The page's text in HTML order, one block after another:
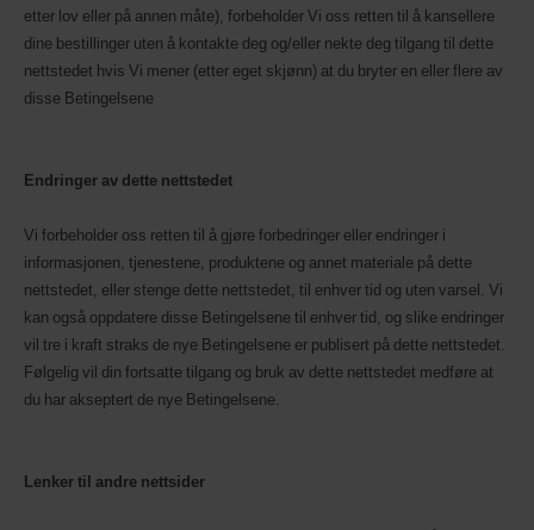
etter lov eller på annen måte), forbeholder Vi oss retten til å kansellere
dine bestillinger uten å kontakte deg og/eller nekte deg tilgang til dette
nettstedet hvis Vi mener (etter eget skjønn) at du bryter en eller flere av
disse Betingelsene
Endringer av dette nettstedet
Vi forbeholder oss retten til å gjøre forbedringer eller endringer i
informasjonen, tjenestene, produktene og annet materiale på dette
nettstedet, eller stenge dette nettstedet, til enhver tid og uten varsel. Vi
kan også oppdatere disse Betingelsene til enhver tid, og slike endringer
vil tre i kraft straks de nye Betingelsene er publisert på dette nettstedet.
Følgelig vil din fortsatte tilgang og bruk av dette nettstedet medføre at
du har akseptert de nye Betingelsene.
Lenker til andre nettsider